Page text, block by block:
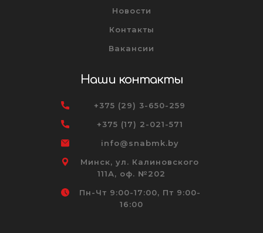
Новости
Контакты
Вакансии
Наши контакты
+375 (29) 3-650-259
+375 (17) 2-021-571
info@snabmk.by
Минск, ул. Калиновского
111А, оф. №202
Пн-Чт 9:00-17:00, Пт 9:00-
16:00